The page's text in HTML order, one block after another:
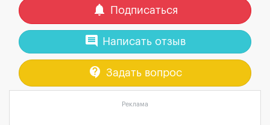
notifications Подписаться
comment Написать отзыв
contact_support Задать вопрос
Реклама